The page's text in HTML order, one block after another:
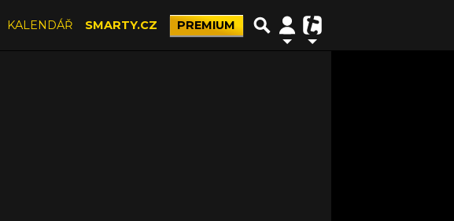
KALENDÁŘ SMARTY.CZ PREMIUM